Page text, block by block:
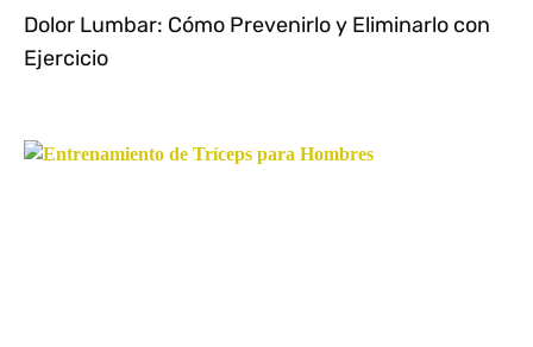
Dolor Lumbar: Cómo Prevenirlo y Eliminarlo con
Ejercicio